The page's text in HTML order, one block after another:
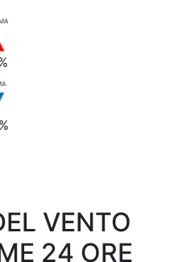
VENTO
24 ORE